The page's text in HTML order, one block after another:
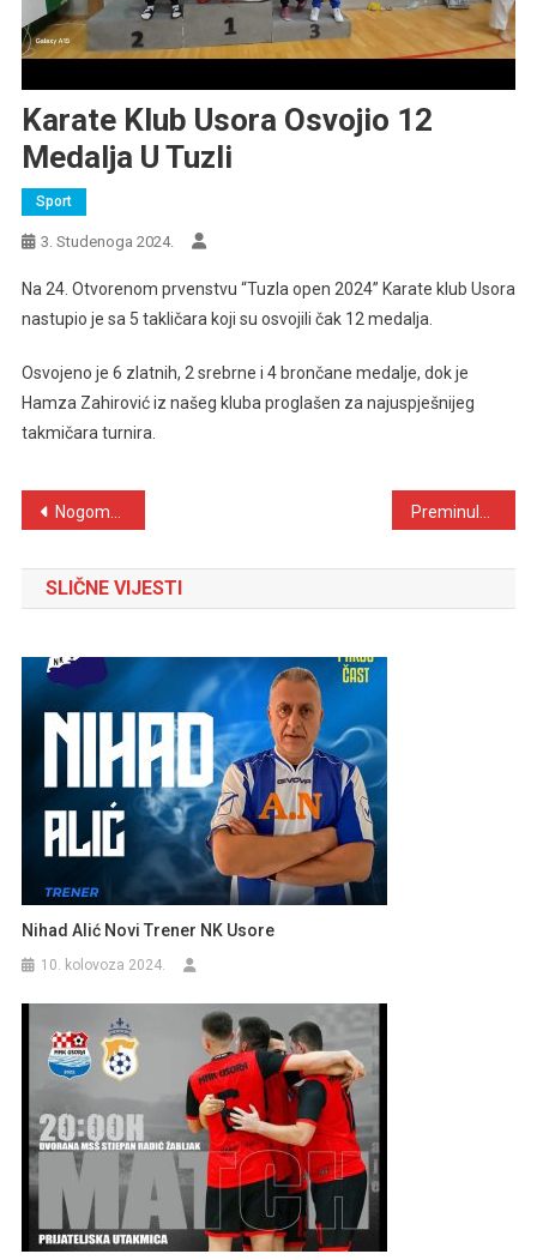
Karate Klub Usora Osvojio 12
Medalja U Tuzli
Sport
3. Studenoga 2024.
Na 24. Otvorenom prvenstvu “Tuzla open 2024” Karate klub Usora
nastupio je sa 5 takličara koji su osvojili čak 12 medalja.
Osvojeno je 6 zlatnih, 2 srebrne i 4 brončane medalje, dok je
Hamza Zahirović iz našeg kluba proglašen za najuspješnijeg
takmičara turnira.
Navigacija
objava
Nogomet: Nk Usora – Nk Žepče 1919 ( 1- 1 )
SLIČNE VIJESTI
Nihad Alić Novi Trener NK Usore
10. kolovoza 2024.